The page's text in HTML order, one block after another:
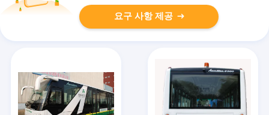
요구 사항 제공